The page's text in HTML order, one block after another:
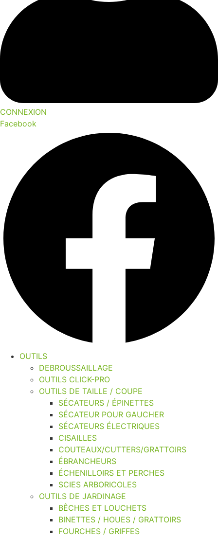
CONNEXION
Facebook
OUTILS
DEBROUSSAILLAGE
OUTILS CLICK-PRO
OUTILS DE TAILLE / COUPE
SÉCATEURS / ÉPINETTES
SÉCATEUR POUR GAUCHER
SÉCATEURS ÉLECTRIQUES
CISAILLES
COUTEAUX/CUTTERS/GRATTOIRS
ÉBRANCHEURS
ÉCHENILLOIRS ET PERCHES
SCIES ARBORICOLES
OUTILS DE JARDINAGE
BÊCHES ET LOUCHETS
BINETTES / HOUES / GRATTOIRS
FOURCHES / GRIFFES